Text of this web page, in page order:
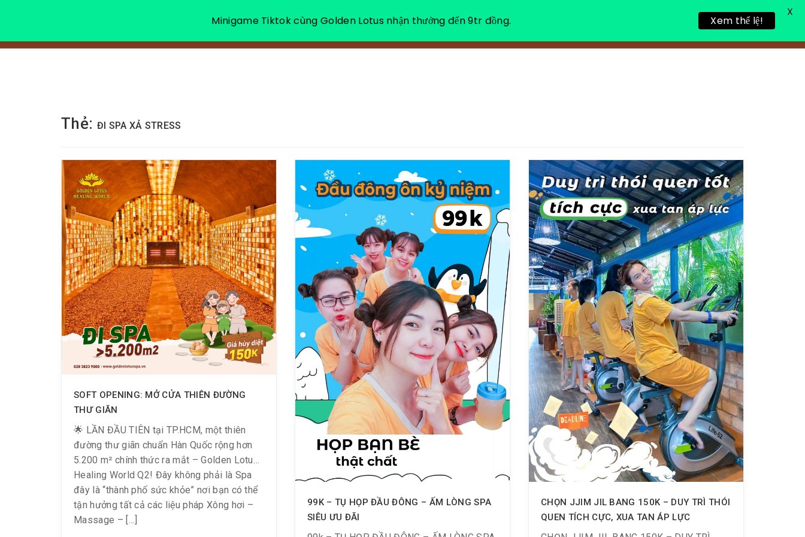
VỀ CHÚNG TÔI NGHỈ DƯỠNG THƯ GIÃN LIÊN HỆ
Thẻ: ĐI SPA XẢ STRESS
SOFT OPENING: MỞ CỬA THIÊN ĐƯỜNG
THƯ GIÃN
🌟 LẦN ĐẦU TIÊN tại TP.HCM, một thiên
đường thư giãn chuẩn Hàn Quốc rộng hơn
5.200 m² chính thức ra mắt – Golden Lotus
Healing World Q2! Đây không phải là Spa
đây là “thành phố sức khỏe” nơi bạn có thể
tận hưởng tất cả các liệu pháp Xông hơi –
Massage – […]
99K – TỤ HỌP ĐẦU ĐÔNG – ẤM LÒNG SPA
SIÊU ƯU ĐÃI
CHỌN JJIM JIL BANG 150K – DUY TRÌ THÓI
QUEN TÍCH CỰC, XUA TAN ÁP LỰC
Minigame Tiktok cùng Golden Lotus nhận thưởng đến 9tr đồng. Xem thể lệ!
X